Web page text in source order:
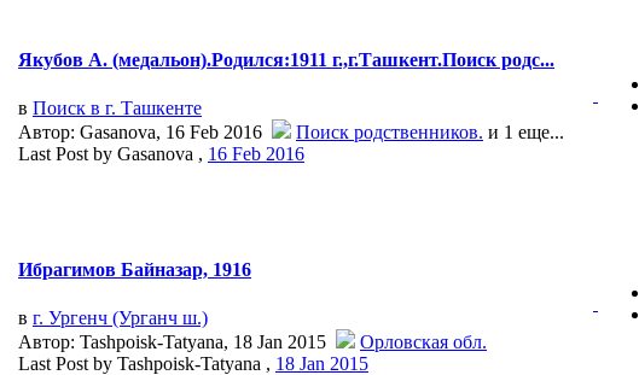
Якубов А. (медальон).Родился:1911 г.,г.Ташкент.Поиск родс...
в Поиск в г. Ташкенте
Автор: Gasanova, 16 Feb 2016
Поиск родственников. и 1 еще...
Last Post by Gasanova , 16 Feb 2016
Ибрагимов Байназар, 1916
в г. Ургенч (Урганч ш.)
Автор: Tashpoisk-Tatyana, 18 Jan 2015
Орловская обл.
Last Post by Tashpoisk-Tatyana , 18 Jan 2015